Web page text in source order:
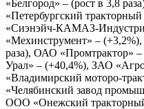
«Белгород» – (рост в 3,8
«Петербургский
«Сиэнэйч-КАМАЗ-
«Мехинструмент» –
раза), ОАО «Промтрактор»
Урал» – (+40,4%), ЗАО
«Владимирский моторо-
«Челябинский завод
ООО «Онежский тракторный